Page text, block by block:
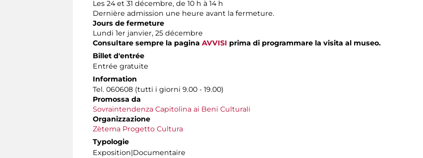
Les 24 et 31 décembre, de 10 h à 14 h
Dernière admission une heure avant la fermeture.
Jours de fermeture
Lundi 1er janvier, 25 décembre
Consultare sempre la pagina AVVISI prima di programmare la visita al museo.
Billet d'entrée
Entrée gratuite
Information
Tel. 060608 (tutti i giorni 9.00 - 19.00)
Promossa da
Sovraintendenza Capitolina ai Beni Culturali
Organizzazione
Zètema Progetto Cultura
Typologie
Exposition|Documentaire